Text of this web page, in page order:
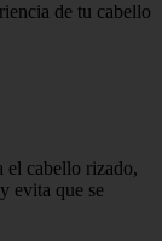
de tu cabello
el cabello rizado,
evita que se